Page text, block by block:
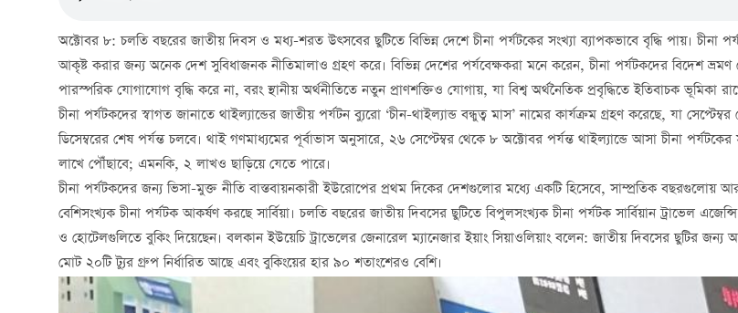
অক্টোবর ৮: চলতি বছরের জাতীয় দিবস ও মধ্য-শরত উত্সবের ছুটিতে বিভিন্ন দেশে চীনা পর্যটকের সংখ্যা ব্যাপকভাবে বৃদ্ধি পায়। চীনা
আকৃষ্ট করার জন্য অনেক দেশ সুবিধাজনক নীতিমালাও গ্রহণ করে। বিভিন্ন দেশের পর্যবেক্ষকরা মনে করেন, চীনা পর্যটকদের বিদেশ
পারস্পরিক যোগাযোগ বৃদ্ধি করে না, বরং স্থানীয় অর্থনীতিতে নতুন প্রাণশক্তিও যোগায়, যা বিশ্ব অর্থনৈতিক প্রবৃদ্ধিতে ইতিবাচক ভূমিকা
চীনা পর্যটকদের স্বাগত জানাতে থাইল্যান্ডের জাতীয় পর্যটন ব্যুরো ‘চীন-থাইল্যান্ড বন্ধুত্ব মাস’ নামের কার্যক্রম গ্রহণ করেছে, যা সেপ্টেম্বর
ডিসেম্বরের শেষ পর্যন্ত চলবে। থাই গণমাধ্যমের পূর্বাভাস অনুসারে, ২৬ সেপ্টেম্বর থেকে ৮ অক্টোবর পর্যন্ত থাইল্যান্ডে আসা চীনা
লাখে পৌঁছাবে; এমনকি, ২ লাখও ছাড়িয়ে যেতে পারে।
চীনা পর্যটকদের জন্য ভিসা-মুক্ত নীতি বাস্তবায়নকারী ইউরোপের প্রথম দিকের দেশগুলোর মধ্যে একটি হিসেবে, সাম্প্রতিক বছরগুলোয়
বেশিসংখ্যক চীনা পর্যটক আকর্ষণ করছে সার্বিয়া। চলতি বছরের জাতীয় দিবসের ছুটিতে বিপুলসংখ্যক চীনা পর্যটক সার্বিয়ান ট্রাভেল
ও হোটেলগুলিতে বুকিং দিয়েছেন। বলকান ইউয়েচি ট্রাভেলের জেনারেল ম্যানেজার ইয়াং সিয়াওলিয়াং বলেন: জাতীয় দিবসের ছুটির জন্য
মোট ২০টি ট্যুর গ্রুপ নির্ধারিত আছে এবং বুকিংয়ের হার ৯০ শতাংশেরও বেশি।